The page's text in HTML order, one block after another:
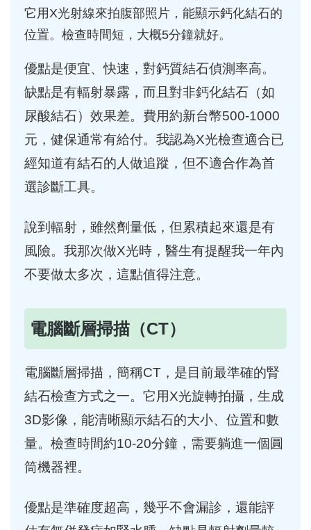
它用X光射線來拍腹部照片，能顯示鈣化結石的
位置。檢查時間短，大概5分鐘就好。
優點是便宜、快速，對鈣質結石偵測率高。
缺點是有輻射暴露，而且對非鈣化結石（如
尿酸結石）效果差。費用約新台幣500-1000
元，健保通常有給付。我認為X光檢查適合已
經知道有結石的人做追蹤，但不適合作為首
選診斷工具。
說到輻射，雖然劑量低，但累積起來還是有
風險。我那次做X光時，醫生有提醒我一年內
不要做太多次，這點值得注意。
電腦斷層掃描（CT）
電腦斷層掃描，簡稱CT，是目前最準確的腎
結石檢查方式之一。它用X光旋轉拍攝，生成
3D影像，能清晰顯示結石的大小、位置和數
量。檢查時間約10-20分鐘，需要躺進一個圓
筒機器裡。
優點是準確度超高，幾乎不會漏診，還能評